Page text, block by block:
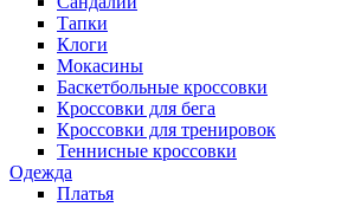
Тапки
Клоги
Мокасины
Баскетбольные кроссовки
Кроссовки для бега
Кроссовки для тренировок
Теннисные кроссовки
Одежда
Платья